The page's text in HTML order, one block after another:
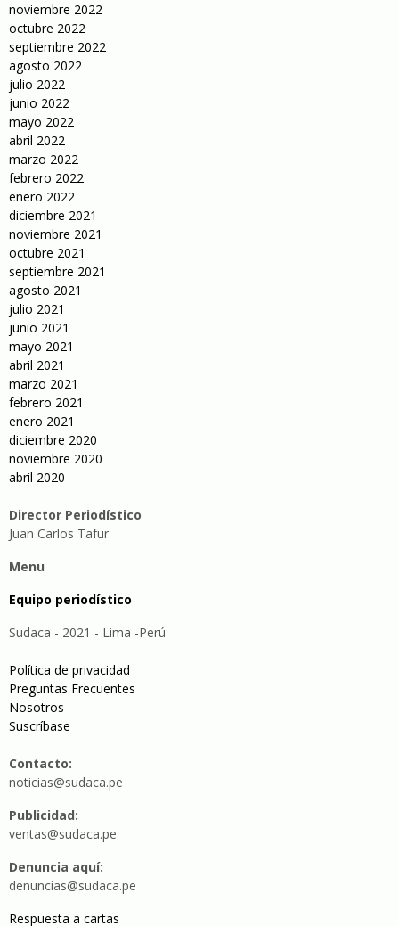
noviembre 2022
octubre 2022
septiembre 2022
agosto 2022
julio 2022
junio 2022
mayo 2022
abril 2022
marzo 2022
febrero 2022
enero 2022
diciembre 2021
noviembre 2021
octubre 2021
septiembre 2021
agosto 2021
julio 2021
junio 2021
mayo 2021
abril 2021
marzo 2021
febrero 2021
enero 2021
diciembre 2020
noviembre 2020
abril 2020
Director Periodístico
Juan Carlos Tafur
Menu
Equipo periodístico
Sudaca - 2021 - Lima -Perú
Política de privacidad
Preguntas Frecuentes
Nosotros
Suscríbase
Contacto:
noticias@sudaca.pe
Publicidad:
ventas@sudaca.pe
Denuncia aquí:
denuncias@sudaca.pe
Respuesta a cartas